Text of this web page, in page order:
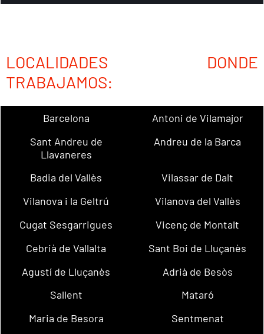
LOCALIDADES DONDE
TRABAJAMOS:
Barcelona
Antoni de Vilamajor
Sant Andreu de
Llavaneres
Andreu de la Barca
Badia del Vallès
Vilassar de Dalt
Vilanova i la Geltrú
Vilanova del Vallès
Cugat Sesgarrigues
Vicenç de Montalt
Cebrià de Vallalta
Sant Boi de Lluçanès
Agustí de Lluçanès
Adrià de Besòs
Sallent
Mataró
Maria de Besora
Sentmenat